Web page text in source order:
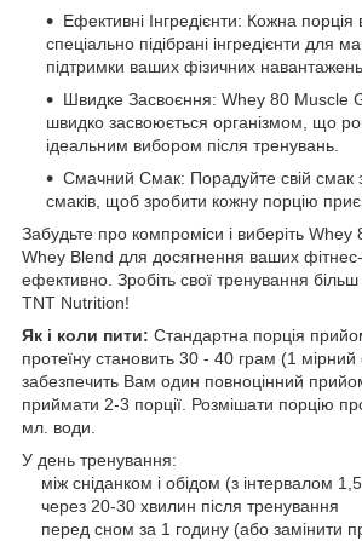
Ефективні Інгредієнти: Кожна порція
спеціально підібрані інгредієнти для
підтримки ваших фізичних
Швидке Засвоєння: Whey 80 Muscle
швидко засвоюється організмом, що
ідеальним вибором після тренувань.
Смачний Смак: Порадуйте свій смак
смаків, щоб зробити кожну порцію
Забудьте про компроміси і виберіть
Whey Blend для досягнення ваших
ефективно. Зробіть свої тренування
TNT Nutrition!
Як і коли пити: Стандартна порція
протеїну становить 30 - 40 грам (1
забезпечить Вам один повноцінний
приймати 2-3 порції. Розмішати порцію
мл. води.
У день тренування:
між сніданком і обідом (з інтервалом
через 20-30 хвилин після тренування
перед сном за 1 годину (або замінити